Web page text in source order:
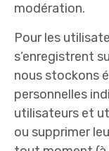
modération.
Pour les
s’enregistrent
nous stockons
personnelles
utilisateurs et
ou supprimer